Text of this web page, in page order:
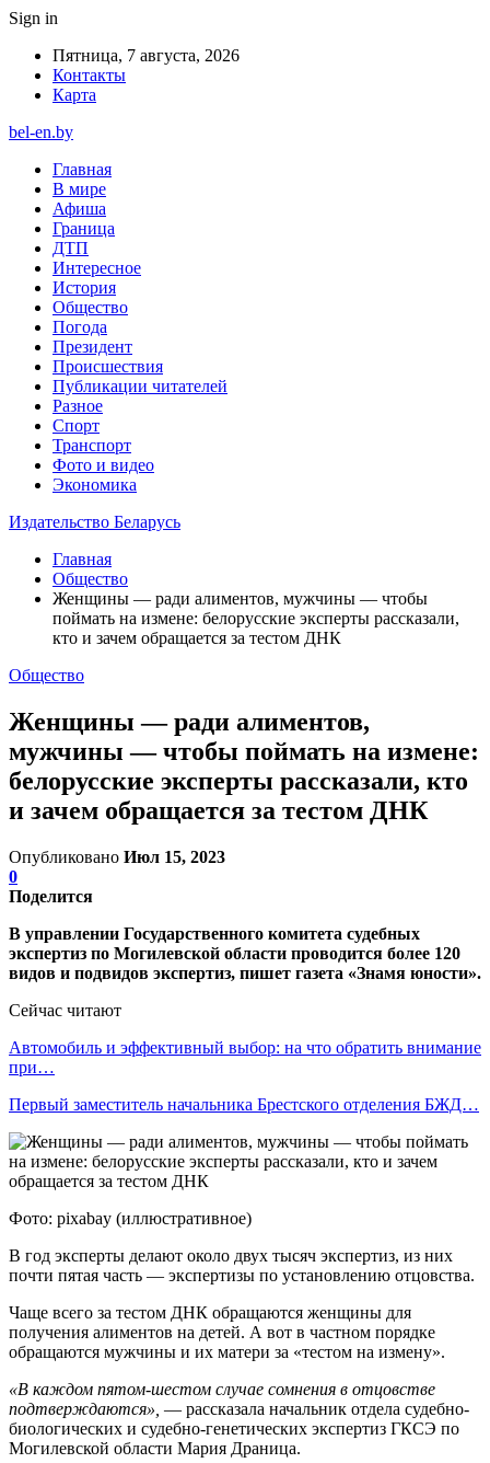
Sign in
Пятница, 7 августа, 2026
Контакты
Карта
bel-en.by
Главная
В мире
Афиша
Граница
ДТП
Интересное
История
Общество
Погода
Президент
Происшествия
Публикации читателей
Разное
Спорт
Транспорт
Фото и видео
Экономика
Издательство Беларусь
Главная
Общество
Женщины — ради алиментов, мужчины — чтобы
поймать на измене: белорусские эксперты рассказали,
кто и зачем обращается за тестом ДНК
Общество
Женщины — ради алиментов,
мужчины — чтобы поймать на измене:
белорусские эксперты рассказали, кто
и зачем обращается за тестом ДНК
Опубликовано Июл 15, 2023
0
Поделится
В управлении Государственного комитета судебных
экспертиз по Могилевской области проводится более 120
видов и подвидов экспертиз, пишет газета «Знамя юности».
Сейчас читают
Автомобиль и эффективный выбор: на что обратить внимание
при…
Первый заместитель начальника Брестского отделения БЖД…
Фото: pixabay (иллюстративное)
В год эксперты делают около двух тысяч экспертиз, из них
почти пятая часть — экспертизы по установлению отцовства.
Чаще всего за тестом ДНК обращаются женщины для
получения алиментов на детей. А вот в частном порядке
обращаются мужчины и их матери за «тестом на измену».
«В каждом пятом-шестом случае сомнения в отцовстве
подтверждаются», — рассказала начальник отдела судебно-
биологических и судебно-генетических экспертиз ГКСЭ по
Могилевской области Мария Драница.